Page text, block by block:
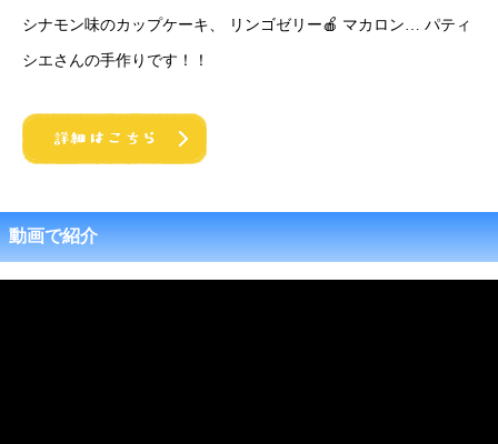
シナモン味のカップケーキ、 リンゴゼリー🍎 マカロン… パティ
シエさんの手作りです！！
動画で紹介